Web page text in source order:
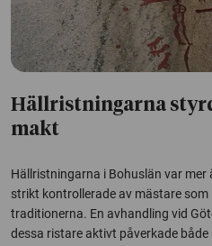
Hällristningarna
makt
Hällristningarna i Bohuslän var
strikt kontrollerade av mästare
traditionerna. En avhandling vid
dessa ristare aktivt påverkade både